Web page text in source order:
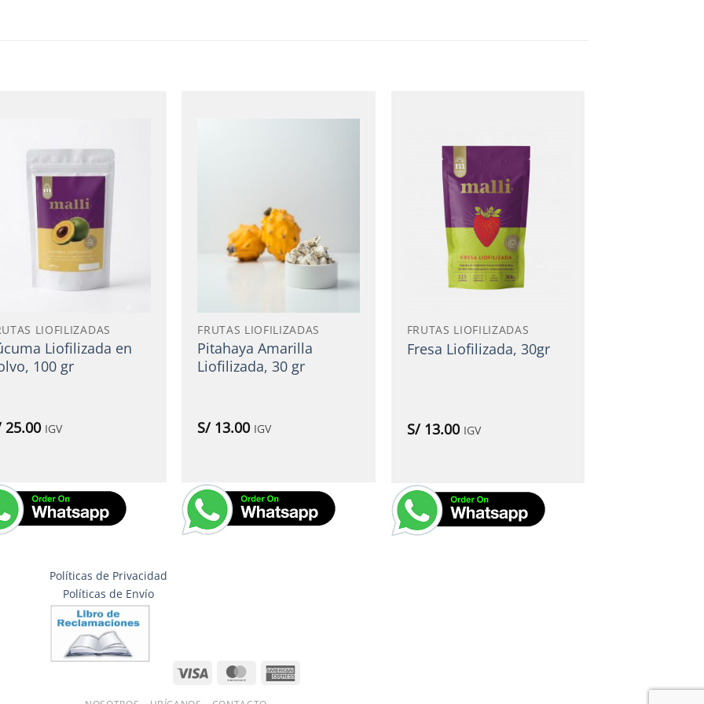
Añadir
deseos
LIOFILIZADAS
Liofilizada en
100 gr
25.00 IGV
FRUTAS LIOFILIZADAS
Pitahaya Amarilla
Liofilizada, 30 gr
S/13.00 IGV
Añadir
a la
lista
deseos
FRUTAS LIOFILIZADAS
Fresa Liofilizada, 30gr
S/13.00 IGV
Políticas de Privacidad
Políticas de Envío
Visa MasterCard